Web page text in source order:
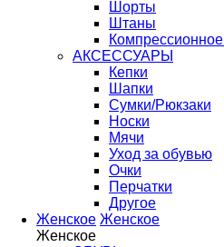
Шорты
Штаны
АКСЕССУАРЫ
Кепки
Шапки
Сумки/Рюкзаки
Носки
Мячи
Уход за обувью
Очки
Перчатки
Другое
Женское Женское
Женское